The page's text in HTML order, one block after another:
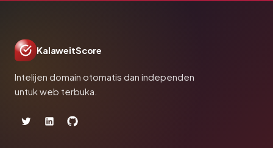
KalaweitScore
Intelijen domain otomatis dan independen
untuk web terbuka.